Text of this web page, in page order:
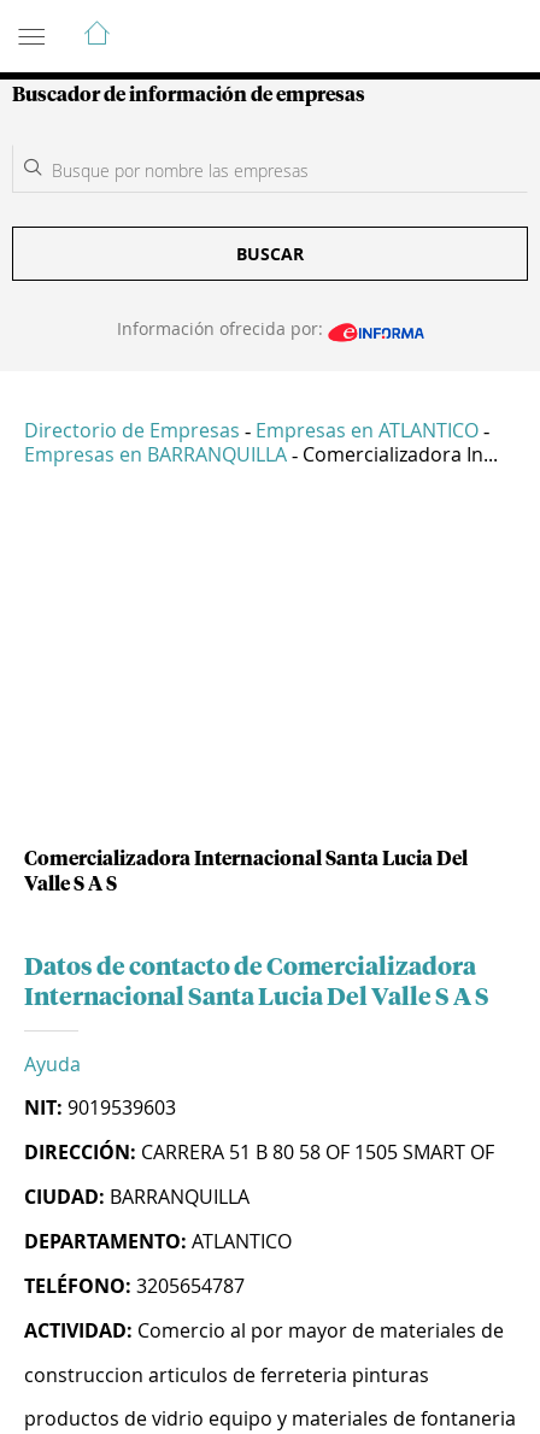
Guía de Empresas Colombianas
Buscador de información de empresas
BUSCAR
Información ofrecida por:
Directorio de Empresas - Empresas en ATLANTICO -
Empresas en BARRANQUILLA - Comercializadora In...
Comercializadora Internacional Santa Lucia Del
Valle S A S
Datos de contacto de Comercializadora
Internacional Santa Lucia Del Valle S A S
Ayuda
NIT: 9019539603
DIRECCIÓN: CARRERA 51 B 80 58 OF 1505 SMART OF
CIUDAD: BARRANQUILLA
DEPARTAMENTO: ATLANTICO
TELÉFONO: 3205654787
ACTIVIDAD: Comercio al por mayor de materiales de
construccion articulos de ferreteria pinturas
productos de vidrio equipo y materiales de fontaneria